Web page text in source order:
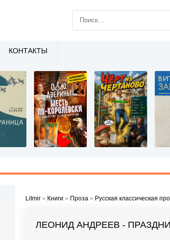
Litmir » Книги » Проза » Русская классическая
ЛЕОНИД АНДРЕЕВ -
КОНТАКТЫ